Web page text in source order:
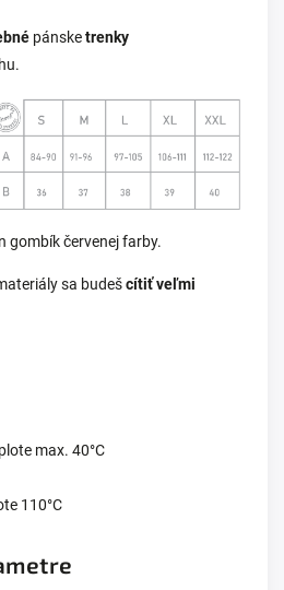
pánsketrenky
gombík červenej farby.
sa budešcítiť veľmi
max. 40°C
110°C